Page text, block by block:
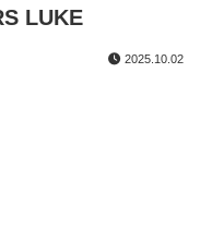
LUKE
2025.10.02